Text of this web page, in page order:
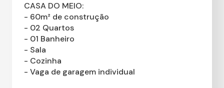
CASA DO MEIO:
- 60m² de construção
- 02 Quartos
- 01 Banheiro
- Sala
- Cozinha
- Vaga de garagem individual